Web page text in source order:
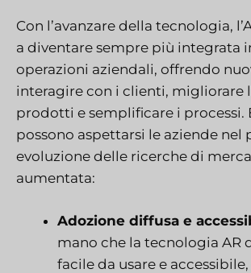
Con l’avanzare della tecnologia,
a diventare sempre più integrata
operazioni aziendali, offrendo
interagire con i clienti, migliorare
prodotti e semplificare i processi.
possono aspettarsi le aziende nel
evoluzione delle ricerche di
aumentata:
Adozione diffusa e
mano che la tecnologia AR
facile da usare e